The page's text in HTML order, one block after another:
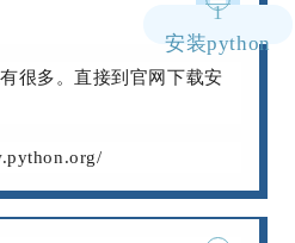
1
安装python
很多。直接到官网下载安